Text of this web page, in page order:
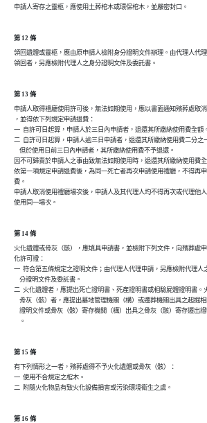
申請人寄存之靈柩，應使用土葬棺木或環保棺木，並嚴密封口。
第 12 條
領回遺體或靈柩，應由原申請人檢附身分證明文件辦理。由代理人代
領回者，另應檢附代理人之身分證明文件及委託書。
第 13 條
申請人取得禮廳使用許可後，無法如期使用，應以書面通知殯葬處取
，並得依下列規定申請退費：
一  自許可日起算，申請人於三日內申請者，退還其所繳納使用費全額。
二  自許可日起算，申請人逾三日申請者，退還其所繳納使用費二分之
    但於使用日前三日內申請者，其所繳納使用費不予退還。
因不可歸責於申請人之事由致無法如期使用時，退還其所繳納使用費全
依第一項規定申請退費後，為同一死亡者再次申請使用禮廳，不得再
費。
申請人取消使用禮廳場次後，申請人及其代理人均不得再次或代理他
使用同一場次。
第 14 條
火化遺體或骨灰（骸），應填具申請書，並檢附下列文件，向殯葬處
化許可證：
一  符合第五條規定之證明文件；由代理人代理申請，另應檢附代理人
    分證明文件及委託書。
二  火化遺體者，應提出死亡證明書、死產證明書或相驗屍體證明書。
骨灰（骸）者，應提出墓地管理機關（構）或遷葬機關出具之起掘相
證明文件或骨灰（骸）寄存機關（構）出具之骨灰（骸）寄存遷出證
    。
第 15 條
有下列情形之一者，殯葬處得不予火化遺體或骨灰（骸）：
一  使用不合規定之棺木。
二  附隨火化物品有致火化設備損害或污染環境衛生之虞。
第 16 條